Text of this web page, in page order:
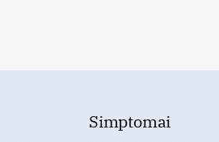
Simptomai